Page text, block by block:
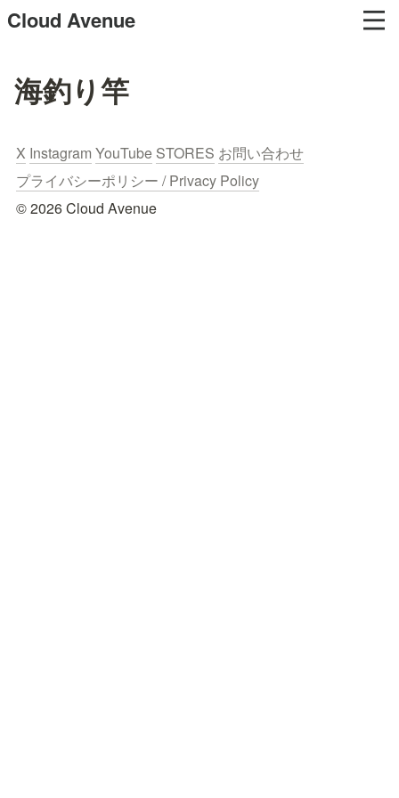
Cloud Avenue
海釣り竿
X Instagram YouTube STORES お問い合わせ
プライバシーポリシー / Privacy Policy
© 2026 Cloud Avenue